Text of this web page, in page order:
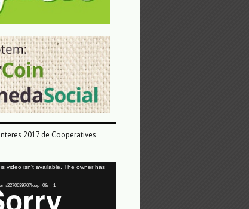
2017 de Cooperatives
video isn't available. The owner has
227063970?loop=0&_=1